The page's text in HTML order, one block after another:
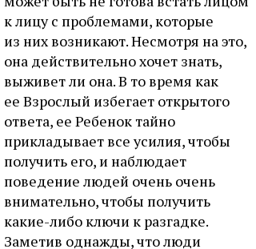
к лицу с проблемами, которые
из них возникают. Несмотря на это,
она действительно хочет знать,
выживет ли она. В то время как
ее Взрослый избегает открытого
ответа, ее Ребенок тайно
прикладывает все усилия, чтобы
получить его, и наблюдает
поведение людей очень очень
внимательно, чтобы получить
какие-либо ключи к разгадке.
Заметив однажды, что люди